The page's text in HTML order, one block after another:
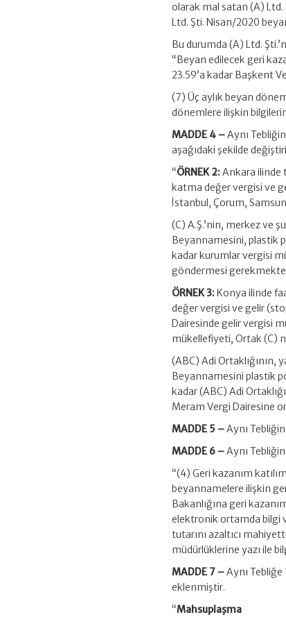
olarak mal satan (A) Ltd.
Ltd. Şti. Nisan/2020
Bu durumda (A) Ltd.
“Beyan edilecek geri
23.59’a kadar Başkent
(7) Üç aylık beyan
dönemlere ilişkin
MADDE 4 –Aynı
aşağıdaki şekilde
“ÖRNEK 2:Ankara ilinde
katma değer vergisi ve
İstanbul, Çorum,
(C) A.Ş.’nin, merkez ve
Beyannamesini, plastik
kadar kurumlar vergisi
göndermesi
ÖRNEK 3: Konya ilinde
değer vergisi ve gelir
Dairesinde gelir vergisi
mükellefiyeti, Ortak (C)
(ABC) Adi Ortaklığının,
Beyannamesini plastik
kadar (ABC) Adi
Meram Vergi Dairesine
MADDE 5 –Aynı
MADDE 6 –Aynı
“(4) Geri kazanım
beyannamelere ilişkin
Bakanlığına geri
elektronik ortamda bilgi
tutarını azaltıcı
müdürlüklerine yazı ile
MADDE 7 –Aynı
eklenmiştir.
“Mahsuplaşma